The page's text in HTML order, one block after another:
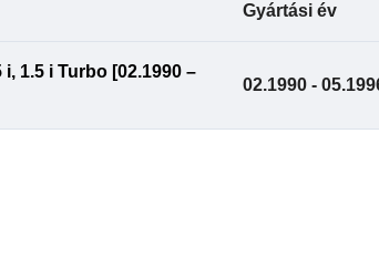
Gyártási év
1.5 i Turbo [02.1990 –
02.1990 -